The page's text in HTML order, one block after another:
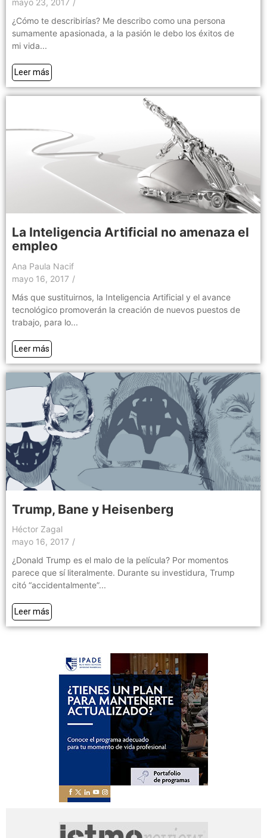
¿Cómo te describirías? Me describo como una persona
sumamente apasionada, a la pasión le debo los éxitos de
mi vida...
Leer más
La Inteligencia Artificial no amenaza el
empleo
Ana Paula Nacif
mayo 16, 2017 /
Más que sustituirnos, la Inteligencia Artificial y el avance
tecnológico promoverán la creación de nuevos puestos de
trabajo, para lo...
Leer más
Trump, Bane y Heisenberg
Héctor Zagal
mayo 16, 2017 /
¿Donald Trump es el malo de la película? Por momentos
parece que sí literalmente. Durante su investidura, Trump
citó “accidentalmente”...
Leer más